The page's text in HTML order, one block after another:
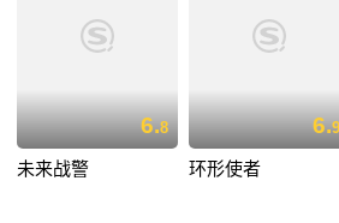
6.8
未来战警
6.9
环形使者